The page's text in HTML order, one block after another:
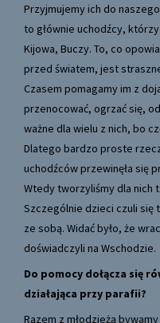
Przyjmujemy ich do
to głównie uchodźcy,
Kijowa, Buczy. To, co
przed światem, jest
Czasem pomagamy im z
przenocować, ogrzać się,
ważne dla wielu z nich, bo
Dlatego bardzo proste
uchodźców przewinęła się
Wtedy tworzyliśmy dla nich
Szczególnie dzieci czuli się
ze sobą. Widać było, że
doświadczyli na Wschodzie.
Do pomocy dołącza się
działająca przy parafii?
Razem z młodzieżą